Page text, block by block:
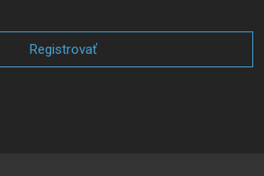
Registrovať